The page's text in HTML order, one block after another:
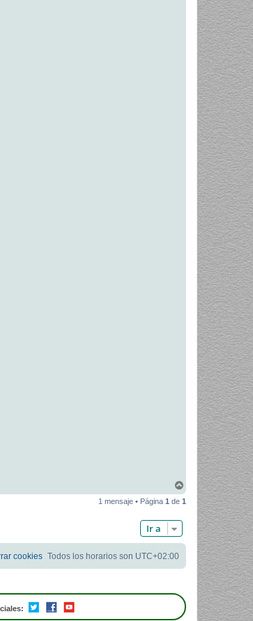
r
r
1 mensaje • Página 1 de 1
Ir a
Todos los horarios son UTC+02:00
cookies